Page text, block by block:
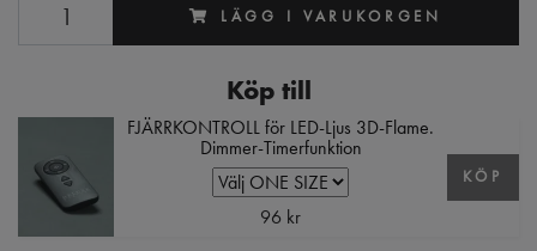
LÄGG I VARUKORGEN
Köp till
FJÄRRKONTROLL för LED-Ljus 3D-Flame.
Dimmer-Timerfunktion
96 kr
KÖP